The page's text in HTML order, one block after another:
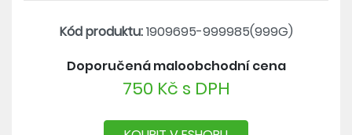
zrecyklovaný plastový odpad vylovený z oceánu.
Kód produktu:1909695-999985(999G)
Doporučená maloobchodní cena
750 Kč s DPH